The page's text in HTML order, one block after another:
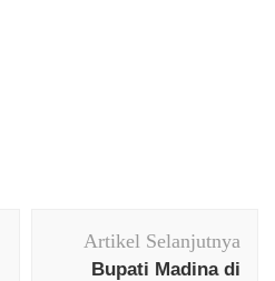
Artikel Selanjutnya
Bupati Madina di